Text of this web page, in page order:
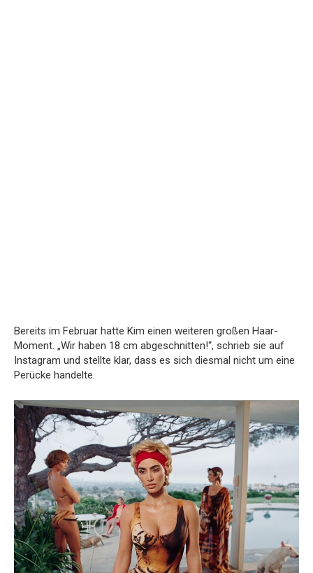
Bereits im Februar hatte Kim einen weiteren großen Haar-
Moment. „Wir haben 18 cm abgeschnitten!“, schrieb sie auf
Instagram und stellte klar, dass es sich diesmal nicht um eine
Perücke handelte.